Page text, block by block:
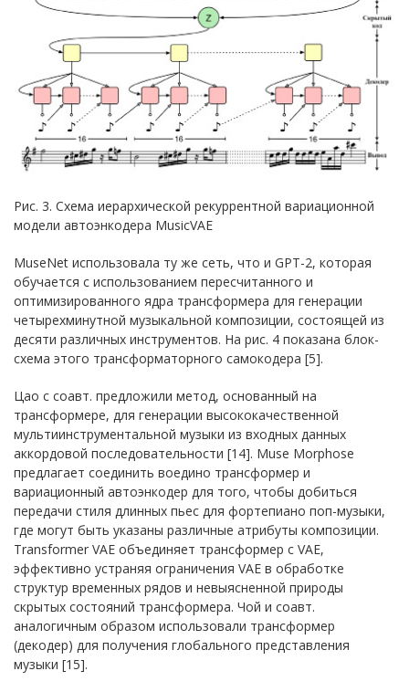
Рис. 3. Схема иерархической рекуррентной вариационной
модели автоэнкодера MusicVAE
MuseNet использовала ту же сеть, что и GPT-2, которая
обучается с использованием пересчитанного и
оптимизированного ядра трансформера для генерации
четырехминутной музыкальной композиции, состоящей из
десяти различных инструментов. На рис. 4 показана блок-
схема этого трансформаторного самокодера [5].
Цао с соавт. предложили метод, основанный на
трансформере, для генерации высококачественной
мультиинструментальной музыки из входных данных
аккордовой последовательности [14]. Muse Morphose
предлагает соединить воедино трансформер и
вариационный автоэнкодер для того, чтобы добиться
передачи стиля длинных пьес для фортепиано поп-музыки,
где могут быть указаны различные атрибуты композиции.
Transformer VAE объединяет трансформер с VAE,
эффективно устраняя ограничения VAE в обработке
структур временных рядов и невыясненной природы
скрытых состояний трансформера. Чой и соавт.
аналогичным образом использовали трансформер
(декодер) для получения глобального представления
музыки [15].